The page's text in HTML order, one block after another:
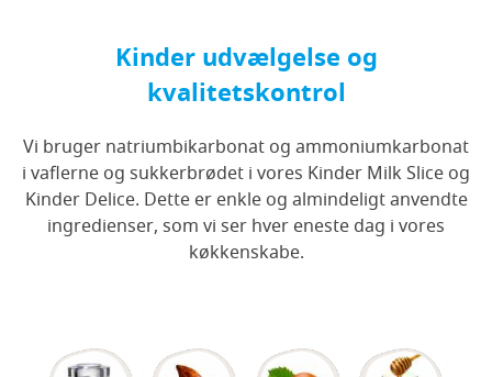
Kinder udvælgelse og
kvalitetskontrol
Vi bruger natriumbikarbonat og ammoniumkarbonat
i vaflerne og sukkerbrødet i vores Kinder Milk Slice og
Kinder Delice. Dette er enkle og almindeligt anvendte
ingredienser, som vi ser hver eneste dag i vores
køkkenskabe.